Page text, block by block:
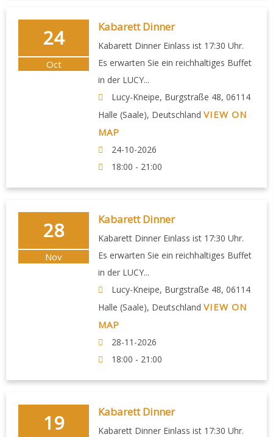
24
Oct
Kabarett Dinner
Kabarett Dinner Einlass ist 17:30 Uhr.
Es erwarten Sie ein reichhaltiges Buffet
in der LUCY...
Lucy-Kneipe, Burgstraße 48, 06114
Halle (Saale), Deutschland VIEW ON
MAP
24-10-2026
18:00 - 21:00
28
Nov
Kabarett Dinner
Kabarett Dinner Einlass ist 17:30 Uhr.
Es erwarten Sie ein reichhaltiges Buffet
in der LUCY...
Lucy-Kneipe, Burgstraße 48, 06114
Halle (Saale), Deutschland VIEW ON
MAP
28-11-2026
18:00 - 21:00
19 Kabarett Dinner
Kabarett Dinner Einlass ist 17:30 Uhr.